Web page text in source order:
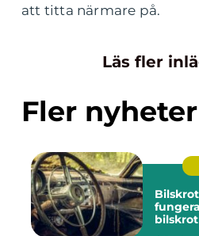
att titta närmare på.
Läs fler
Fler nyheter
Bilskrot